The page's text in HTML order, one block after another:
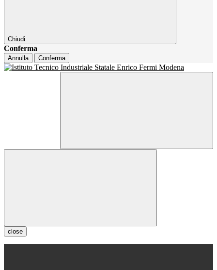
Chiudi
Conferma
Annulla Conferma
close